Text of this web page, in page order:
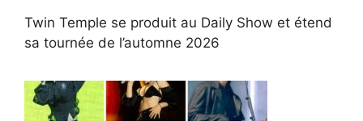
Twin Temple se produit au Daily Show et étend
sa tournée de l’automne 2026